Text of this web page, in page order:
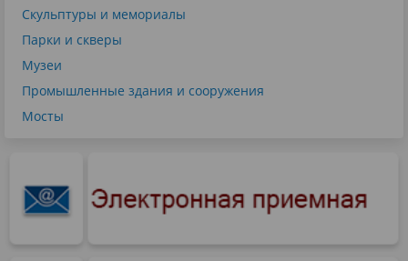
Скульптуры и мемориалы
Парки и скверы
Музеи
Промышленные здания и сооружения
Мосты